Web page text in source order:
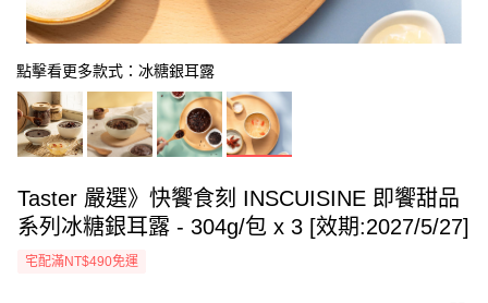
點擊看更多款式：冰糖銀耳露
Taster 嚴選》快饗食刻 INSCUISINE 即饗甜品
系列冰糖銀耳露 - 304g/包 x 3 [效期:2027/5/27]
宅配滿NT$490免運